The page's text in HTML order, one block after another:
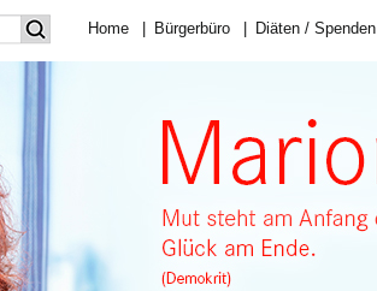
Home Bürgerbüro Diäten / Spenden